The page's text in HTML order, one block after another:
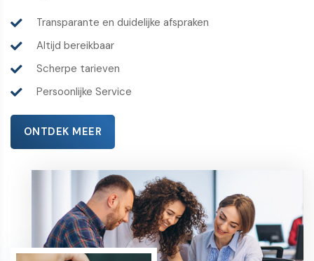
Transparante en duidelijke afspraken
Altijd bereikbaar
Scherpe tarieven
Persoonlijke Service
ONTDEK MEER